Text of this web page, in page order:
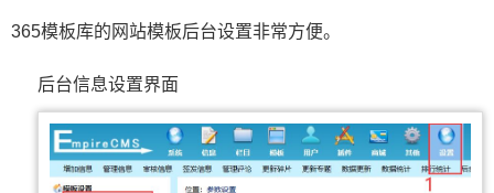
365模板库的网站模板后台设置非常方便。
后台信息设置界面